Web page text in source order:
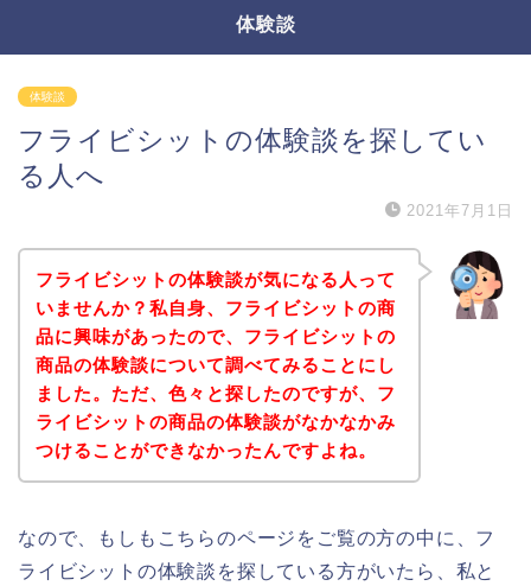
体験談
体験談
フライビシットの体験談を探してい
る人へ
2021年7月1日
フライビシットの体験談が気になる人って
いませんか？私自身、フライビシットの商
品に興味があったので、フライビシットの
商品の体験談について調べてみることにし
ました。ただ、色々と探したのですが、フ
ライビシットの商品の体験談がなかなかみ
つけることができなかったんですよね。
なので、もしもこちらのページをご覧の方の中に、フ
ライビシットの体験談を探している方がいたら、私と